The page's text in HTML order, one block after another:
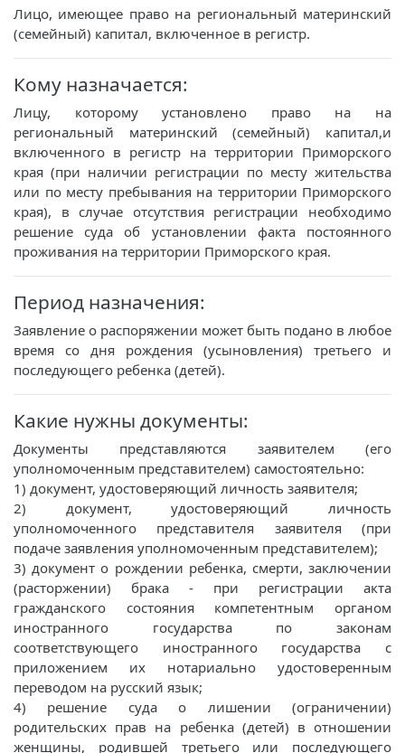
Лицо, имеющее право на региональный материнский
(семейный) капитал, включенное в регистр.
Кому назначается:
Лицу, которому установлено право на на
региональный материнский (семейный) капитал,и
включенного в регистр на территории Приморского
края (при наличии регистрации по месту жительства
или по месту пребывания на территории Приморского
края), в случае отсутствия регистрации необходимо
решение суда об установлении факта постоянного
проживания на территории Приморского края.
Период назначения:
Заявление о распоряжении может быть подано в любое
время со дня рождения (усыновления) третьего и
последующего ребенка (детей).
Какие нужны документы:
Документы представляются заявителем (его
уполномоченным представителем) самостоятельно:
1) документ, удостоверяющий личность заявителя;
2) документ, удостоверяющий личность
уполномоченного представителя заявителя (при
подаче заявления уполномоченным представителем);
3) документ о рождении ребенка, смерти, заключении
(расторжении) брака - при регистрации акта
гражданского состояния компетентным органом
иностранного государства по законам
соответствующего иностранного государства с
приложением их нотариально удостоверенным
переводом на русский язык;
4) решение суда о лишении (ограничении)
родительских прав на ребенка (детей) в отношении
женщины, родившей третьего или последующего